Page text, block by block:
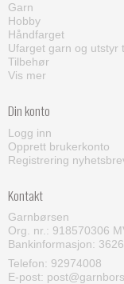
Garn
Hobby
Håndfarget
Ufarget garn og utstyr
Tilbehør
Vis mer
Din konto
Logg inn
Opprett brukerkonto
Registrering
Kontakt
Garnbørsen
Org. nr.: 918570306
Bankinformasjon:
Telefon: 92974008
E-post: